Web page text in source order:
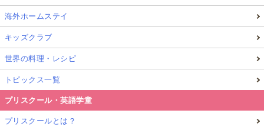
海外ホームステイ
キッズクラブ
世界の料理・レシピ
トピックス一覧
プリスクール・英語学童
プリスクールとは？